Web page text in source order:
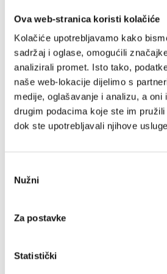
Ova web-stranica koristi kolačiće
Kolačiće upotrebljavamo kako
sadržaj i oglase, omogućili
analizirali promet. Isto tako,
naše web-lokacije dijelimo s
medije, oglašavanje i analizu, a oni
drugim podacima koje ste im
dok ste upotrebljavali njihove
pristanka
Nužni
Za postavke
Statistički
Cottonmoose
CoZee
Cutie
Cybex
Dada&Rocco
Done By Deer
Ergobaby
Evolu
Guca
Izipizi
Jabadabado